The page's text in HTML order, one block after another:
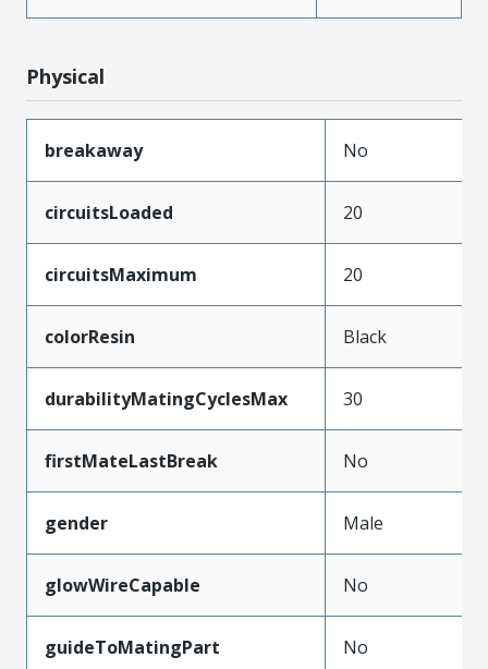
Physical
breakaway No
circuitsLoaded 20
circuitsMaximum 20
colorResin Black
durabilityMatingCyclesMax 30
firstMateLastBreak No
gender Male
glowWireCapable No
guideToMatingPart No